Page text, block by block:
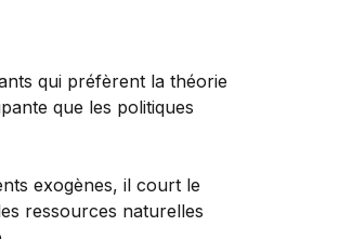
qui préfèrent la théorie
que les politiques
exogènes, il court le
ressources naturelles